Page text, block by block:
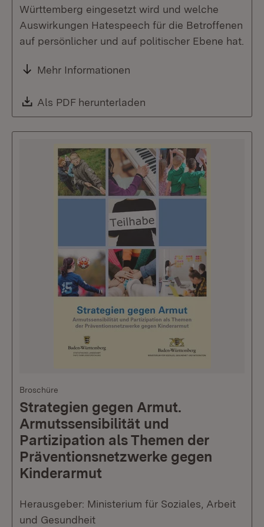
Württemberg eingesetzt wird und welche
Auswirkungen Hatespeech für die Betroffenen
auf persönlicher und auf politischer Ebene hat.
Mehr Informationen
Download:
Als PDF herunterladen
Broschüre
Strategien gegen Armut.
Armutssensibilität und
Partizipation als Themen der
Präventionsnetzwerke gegen
Kinderarmut
Herausgeber: Ministerium für Soziales, Arbeit
und Gesundheit